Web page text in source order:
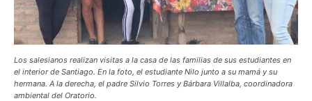
Los salesianos realizan visitas a la casa de las familias de sus estudiantes en
el interior de Santiago. En la foto, el estudiante Nilo junto a su mamá y su
hermana. A la derecha, el padre Silvio Torres y Bárbara Villalba, coordinadora
ambiental del Oratorio.